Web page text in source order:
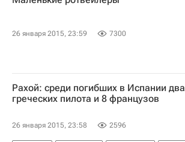
26 января 2015, 23:59 7300
Рахой: среди погибших в Испании два
греческих пилота и 8 французов
26 января 2015, 23:58 2596